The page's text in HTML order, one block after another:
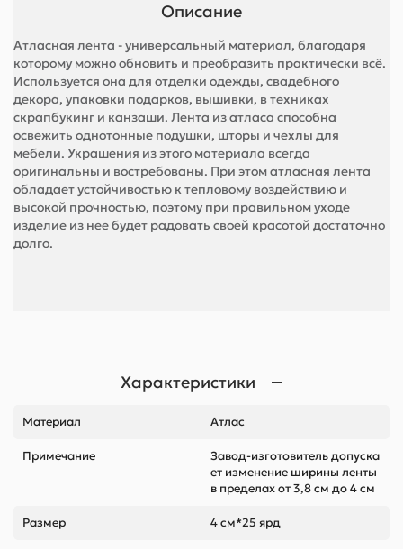
Описание
Атласная лента - универсальный материал, благодаря
которому можно обновить и преобразить практически всё.
Используется она для отделки одежды, свадебного
декора, упаковки подарков, вышивки, в техниках
скрапбукинг и канзаши. Лента из атласа способна
освежить однотонные подушки, шторы и чехлы для
мебели. Украшения из этого материала всегда
оригинальны и востребованы. При этом атласная лента
обладает устойчивостью к тепловому воздействию и
высокой прочностью, поэтому при правильном уходе
изделие из нее будет радовать своей красотой достаточно
долго.
Характеристики
Материал Атлас
Примечание
Завод-изготовитель допуска
ет изменение ширины ленты
в пределах от 3,8 см до 4 см
Размер 4 см*25 ярд